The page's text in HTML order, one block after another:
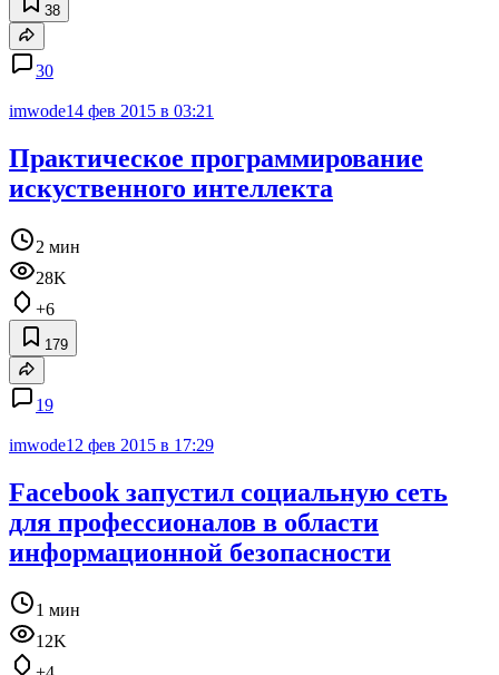
38
30
imwode14 фев 2015 в 03:21
Практическое программирование
искуственного интеллекта
2 мин
28K
+6
179
19
imwode12 фев 2015 в 17:29
Facebook запустил социальную сеть
для профессионалов в области
информационной безопасности
1 мин
12K